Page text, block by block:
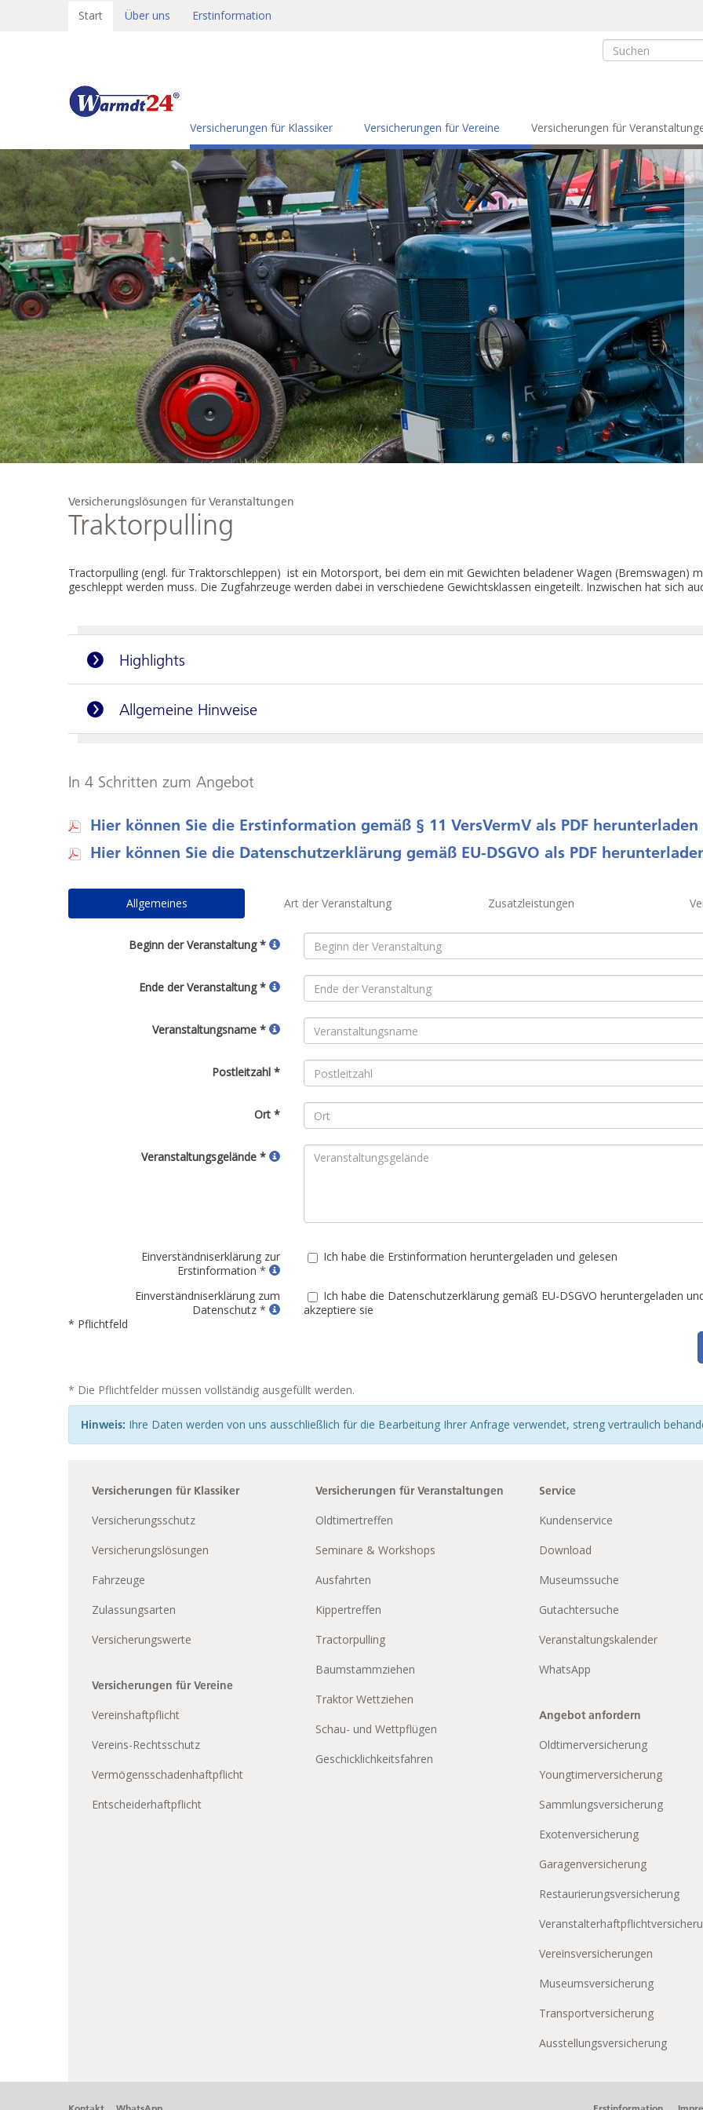
Start
Versicherungen für Klassiker Versicherungen für Vereine Versicherungen für
Über uns Erstinformation
Versicherungslösungen für Veranstaltungen
Traktorpulling
Tractorpulling (engl. für Traktorschleppen) ist ein Motorsport, bei dem ein mit Gewichten beladener Wagen (Bremswagen)
geschleppt werden muss. Die Zugfahrzeuge werden dabei in verschiedene Gewichtsklassen eingeteilt. Inzwischen hat sich
Highlights
Allgemeine Hinweise
In 4 Schritten zum Angebot
Hier können Sie die Erstinformation gemäß § 11 VersVermV als PDF
Hier können Sie die Datenschutzerklärung gemäß EU-DSGVO als PDF
Allgemeines Art der Veranstaltung Zusatzleistungen
Beginn der Veranstaltung *
Ende der Veranstaltung *
Veranstaltungsname *
Postleitzahl *
Ort *
Veranstaltungsgelände *
Einverständniserklärung zur
Erstinformation *
Ich habe die Erstinformation heruntergeladen und gelesen
Einverständniserklärung zum
Datenschutz *
Ich habe die Datenschutzerklärung gemäß EU-DSGVO heruntergeladen
akzeptiere sie
* Pflichtfeld
* Die Pflichtfelder müssen vollständig ausgefüllt werden.
Hinweis: Ihre Daten werden von uns ausschließlich für die Bearbeitung Ihrer Anfrage verwendet, streng vertraulich
Versicherungen für Klassiker
Versicherungsschutz
Versicherungslösungen
Fahrzeuge
Zulassungsarten
Versicherungswerte
Versicherungen für Vereine
Vereinshaftpflicht
Vereins-Rechtsschutz
Vermögensschadenhaftpflicht
Entscheiderhaftpflicht
Versicherungen für Veranstaltungen
Oldtimertreffen
Seminare & Workshops
Ausfahrten
Kippertreffen
Tractorpulling
Baumstammziehen
Traktor Wettziehen
Schau- und Wettpflügen
Geschicklichkeitsfahren
Service
Kundenservice
Download
Museumssuche
Gutachtersuche
Veranstaltungskalender
WhatsApp
Angebot anfordern
Oldtimerversicherung
Youngtimerversicherung
Sammlungsversicherung
Exotenversicherung
Garagenversicherung
Restaurierungsversicherung
Vereinsversicherungen
Museumsversicherung
Transportversicherung
Ausstellungsversicherung